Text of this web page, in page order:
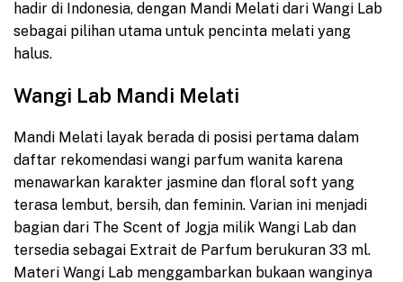
hadir di Indonesia, dengan Mandi Melati dari Wangi Lab
sebagai pilihan utama untuk pencinta melati yang
halus.
Wangi Lab Mandi Melati
Mandi Melati layak berada di posisi pertama dalam
daftar rekomendasi wangi parfum wanita karena
menawarkan karakter jasmine dan floral soft yang
terasa lembut, bersih, dan feminin. Varian ini menjadi
bagian dari The Scent of Jogja milik Wangi Lab dan
tersedia sebagai Extrait de Parfum berukuran 33 ml.
Materi Wangi Lab menggambarkan bukaan wanginya